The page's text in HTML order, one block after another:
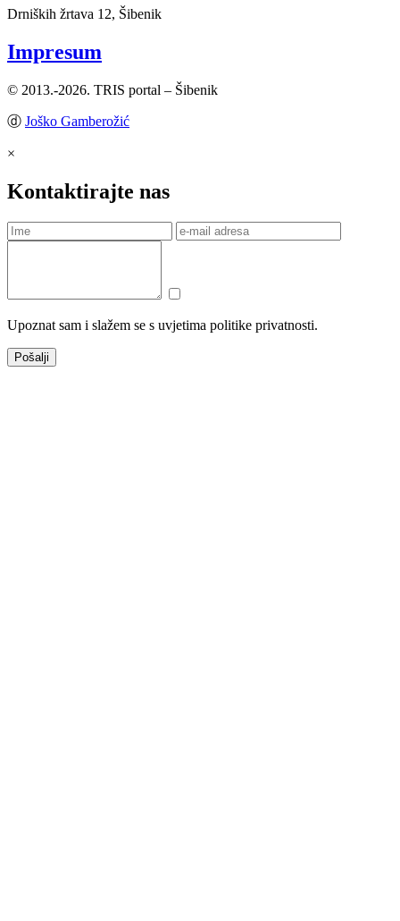
Drniških žrtava 12, Šibenik
Impresum
© 2013.-2026. TRIS portal – Šibenik
ⓓ Joško Gamberožić
×
Kontaktirajte nas
Upoznat sam i slažem se s uvjetima politike privatnosti.
Pošalji